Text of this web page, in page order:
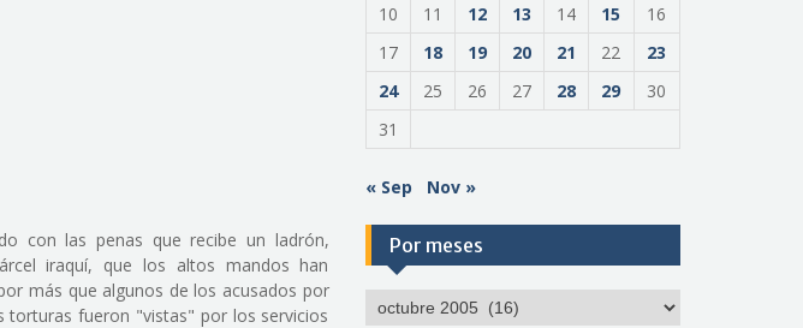
con las penas que recibe un ladrón,
iraquí, que los altos mandos han
más que algunos de los acusados por
torturas fueron "vistas" por los servicios
10
11 12 13 14 15
16
17
18 19 20 21 22
23
24
25 26 27 28 29
30
31
« Sep Nov »
Por meses
Por